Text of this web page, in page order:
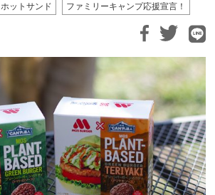
ホットサンド ファミリーキャンプ応援宣言！